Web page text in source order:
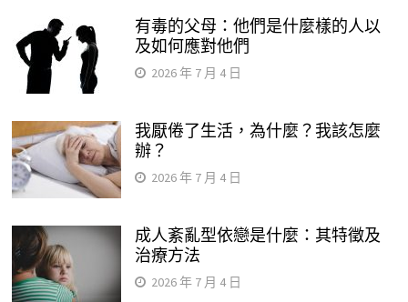
有毒的父母：他們是什麼樣的人以
及如何應對他們
2026 年 7 月 4 日
我厭倦了生活，為什麼？我該怎麼
辦？
2026 年 7 月 4 日
成人紊亂型依戀是什麼：其特徵及
治療方法
2026 年 7 月 4 日